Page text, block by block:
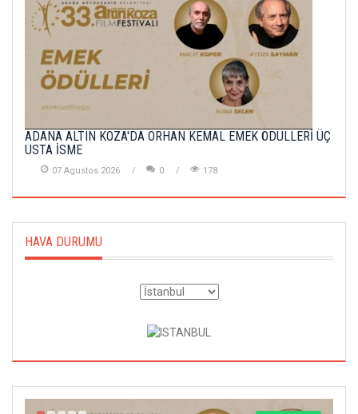
ADANA ALTIN KOZA'DA ORHAN KEMAL EMEK ÖDÜLLERİ ÜÇ
USTA İSME
07 Agustos 2026 0 178
HAVA DURUMU